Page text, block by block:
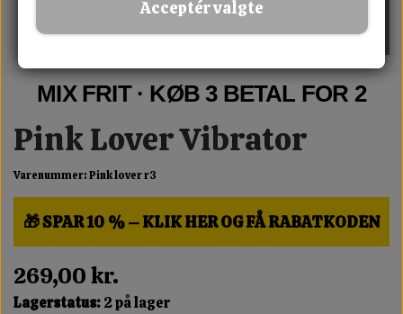
MIX FRIT · KØB 3 BETAL FOR 2
Pink Lover Vibrator
Varenummer: Pink lover r3
🎁 SPAR 10 % – KLIK HER OG FÅ RABATKODEN
269,00 kr.
Lagerstatus:2 på lager
Acceptér valgte